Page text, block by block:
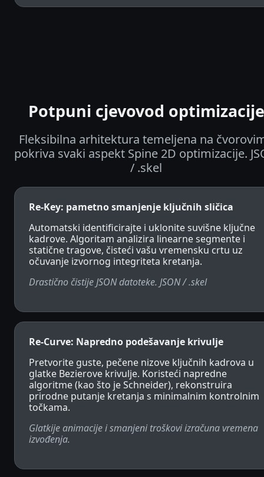
Potpuni cjevovod optimizacije
Fleksibilna arhitektura temeljena na
pokriva svaki aspekt Spine 2D optimizacije.
/ .skel
Re-Key: pametno smanjenje ključnih sličica
Automatski identificirajte i uklonite suvišne ključne
kadrove. Algoritam analizira linearne segmente i
statične tragove, čisteći vašu vremensku crtu uz
očuvanje izvornog integriteta kretanja.
Drastično čistije JSON datoteke. JSON / .skel
Re-Curve: Napredno podešavanje krivulje
Pretvorite guste, pečene nizove ključnih kadrova u
glatke Bezierove krivulje. Koristeći napredne
algoritme (kao što je Schneider), rekonstruira
prirodne putanje kretanja s minimalnim kontrolnim
točkama.
Glatkije animacije i smanjeni troškovi izračuna vremena
izvođenja.